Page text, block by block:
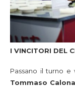
I VINCITORI DEL
Passano il turno
Tommaso